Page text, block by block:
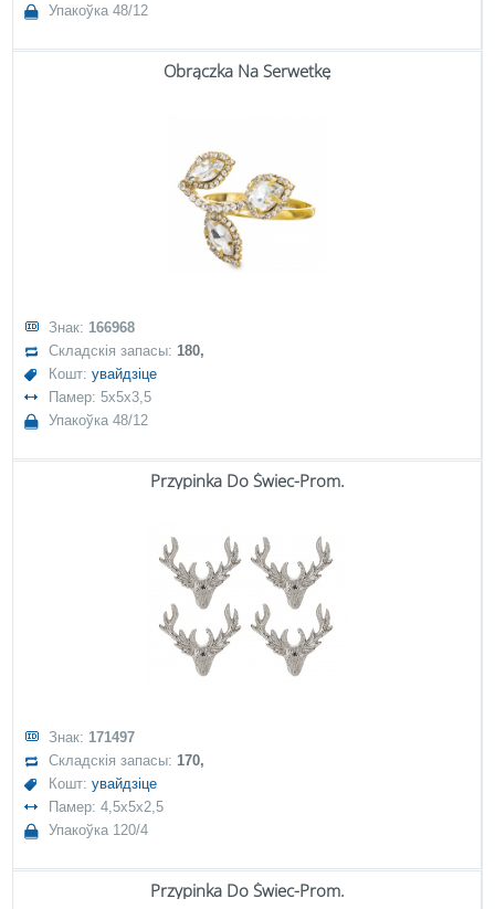
Упакоўка 48/12
Obrączka Na Serwetkę
Знак: 166968
Складскія запасы:180,
Кошт:увайдзіце
Памер: 5x5x3,5
Упакоўка 48/12
Przypinka Do Świec-Prom.
Знак: 171497
Складскія запасы:170,
Кошт:увайдзіце
Памер: 4,5x5x2,5
Упакоўка 120/4
Przypinka Do Świec-Prom.